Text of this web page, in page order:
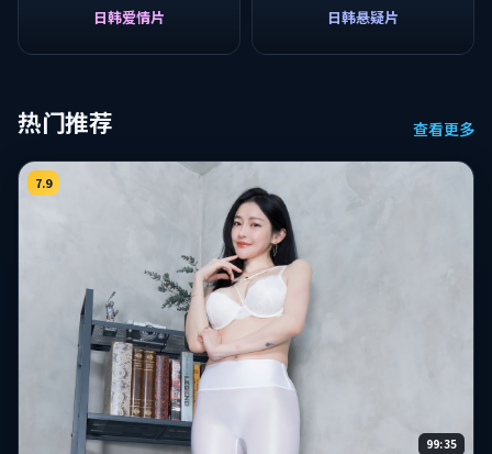
日韩爱情片 日韩悬疑片
热门推荐 查看更多
99:35
7.9